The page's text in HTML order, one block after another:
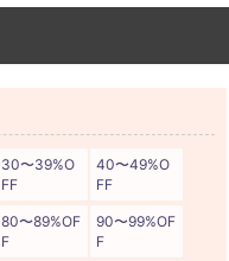
30〜39%O
FF
40〜49%O
FF
80〜89%OF
F
90〜99%OF
F